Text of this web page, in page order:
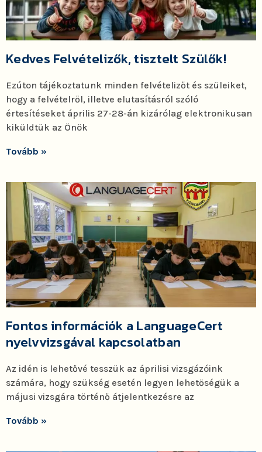
Kedves Felvételizők, tisztelt Szülők!
Ezúton tájékoztatunk minden felvételizőt és szüleiket,
hogy a felvételről, illetve elutasításról szóló
értesítéseket április 27-28-án kizárólag elektronikusan
kiküldtük az Önök
Tovább »
Fontos információk a LanguageCert
nyelvvizsgával kapcsolatban
Az idén is lehetővé tesszük az áprilisi vizsgázóink
számára, hogy szükség esetén legyen lehetőségük a
májusi vizsgára történő átjelentkezésre az
Tovább »